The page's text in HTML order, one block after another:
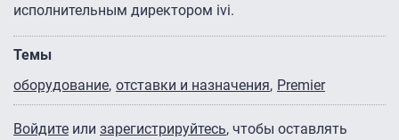
исполнительным директором ivi.
Темы
оборудование отставки и назначения Premier
Войдите или зарегистрируйтесь, чтобы оставлять